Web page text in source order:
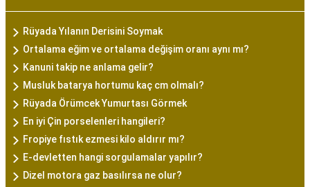
Rüyada Yılanın Derisini Soymak
Ortalama eğim ve ortalama değişim oranı aynı mı?
Kanuni takip ne anlama gelir?
Musluk batarya hortumu kaç cm olmalı?
Rüyada Örümcek Yumurtası Görmek
En iyi Çin porselenleri hangileri?
Fropiye fıstık ezmesi kilo aldırır mı?
E-devletten hangi sorgulamalar yapılır?
Dizel motora gaz basılırsa ne olur?